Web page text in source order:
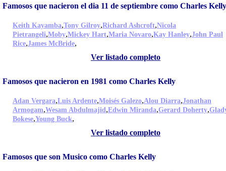
Famosos que nacieron el dia 11 de septiembre como Charles Kelly
Keith Kayamba,Tony Gilroy,Richard Ashcroft,Nicola
Pietrangeli,Moby,Mickey Hart,Maria Novaro,Kay Hanley,John Paul
Rice,James McBride,
Ver listado completo
Famosos que nacieron en 1981 como Charles Kelly
Adan Vergara,Luis Ardente,Moisés Galezo,Alou Diarra,Jonathan
Armogam,Wesam Abdulmajid,Edwin Miranda,Gerard Doherty,
Bokese,Young Buck,
Ver listado completo
Famosos que son Musico como Charles Kelly